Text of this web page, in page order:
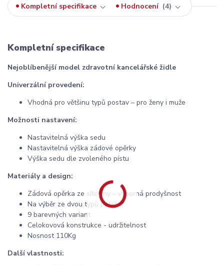
Kompletní specifikace Hodnocení 4
Kompletní specifikace
Nejoblíbenější model zdravotní kancelářské židle
Univerzální provedení:
Vhodná pro většinu typů postav – pro ženy i muže
Možnosti nastavení:
Nastavitelná výška sedu
Nastavitelná výška zádové opěrky
Výška sedu dle zvoleného pístu
Materiály a design:
Zádová opěrka ze síťoviny – výborná prodyšnost
Na výběr ze dvou typů potahů
9 barevných variant
Celokovová konstrukce - udržitelnost
Nosnost 110Kg
Další vlastnosti: